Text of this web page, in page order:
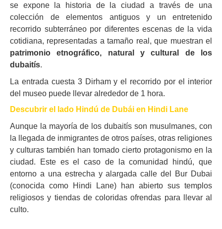
se expone la historia de la ciudad a través de una
colección de elementos antiguos y un entretenido
recorrido subterráneo por diferentes escenas de la vida
cotidiana, representadas a tamaño real, que muestran el
patrimonio etnográfico, natural y cultural de los
dubaitís.
La entrada cuesta 3 Dirham y el recorrido por el interior
del museo puede llevar alrededor de 1 hora.
Descubrir el lado Hindú de Dubái en Hindi Lane
Aunque la mayoría de los dubaitís son musulmanes, con
la llegada de inmigrantes de otros países, otras religiones
y culturas también han tomado cierto protagonismo en la
ciudad. Este es el caso de la comunidad hindú, que
entorno a una estrecha y alargada calle del Bur Dubai
(conocida como Hindi Lane) han abierto sus templos
religiosos y tiendas de coloridas ofrendas para llevar al
culto.